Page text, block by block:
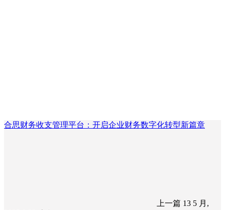
合思财务收支管理平台：开启企业财务数字化转型新篇章
上一篇 13 5 月,